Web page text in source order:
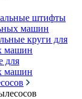
штифты
машин
круги для
машин
для
машин